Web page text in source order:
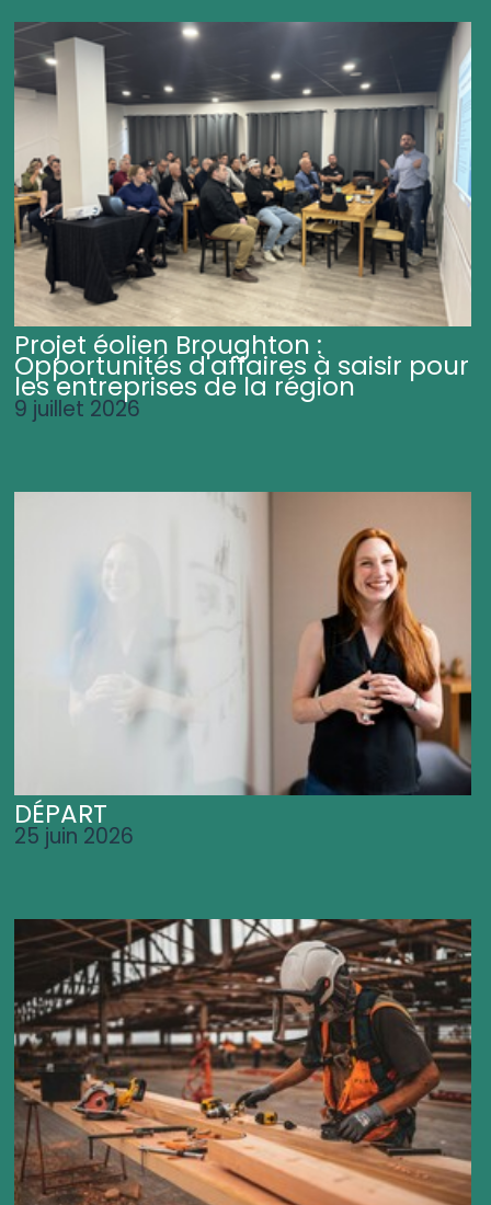
Projet éolien Broughton :
Opportunités d'affaires à saisir pour
les entreprises de la région
9 juillet 2026
DÉPART
25 juin 2026